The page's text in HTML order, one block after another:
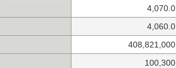
4,070.0
4,060.0
408,821,000
100,300